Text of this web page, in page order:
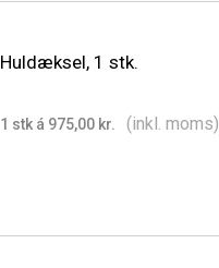
Huldæksel, 1 stk.
1 stk á 975,00 kr. (inkl. moms)